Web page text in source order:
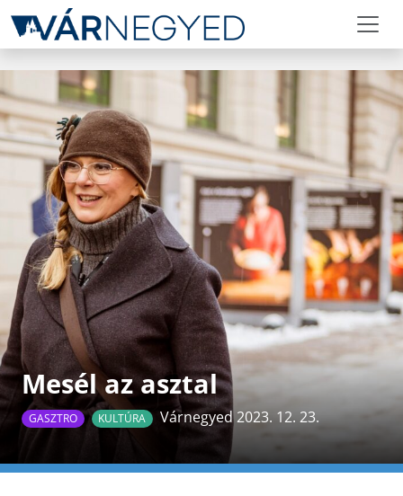
Mesél az asztal
GASZTRO KULTÚRA Várnegyed 2023. 12. 23.